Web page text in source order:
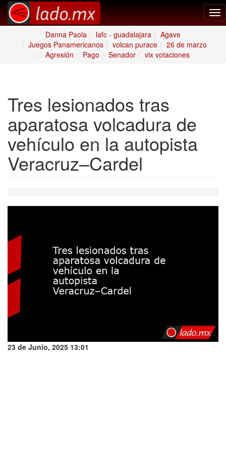
Danna Paola
lafc - guadalajara
Agave
Juegos Panamericanos
volcan purace
26 de marzo
Agresión
Pago Senador vix votaciones
Tres lesionados tras
aparatosa volcadura de
vehículo en la autopista
Veracruz–Cardel
23 de Junio, 2025 13:01